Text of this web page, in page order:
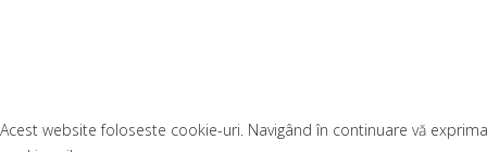
Acest website foloseste cookie-uri. Navigând în continuare vă